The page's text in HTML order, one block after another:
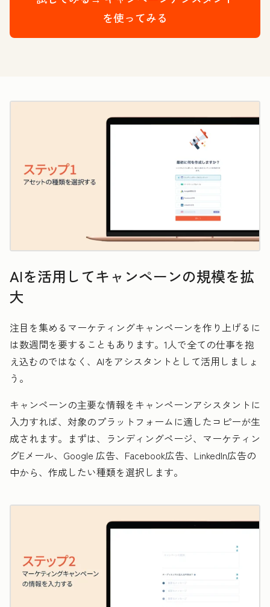
を使ってみる
AIを活用してキャンペーンの規模を拡
大
注目を集めるマーケティングキャンペーンを作り上げるに
は数週間を要することもあります。1人で全ての仕事を抱
え込むのではなく、AIをアシスタントとして活用しましょ
う。
キャンペーンの主要な情報をキャンペーンアシスタントに
入力すれば、対象のプラットフォームに適したコピーが生
成されます。まずは、ランディングページ、マーケティン
グEメール、Google 広告、Facebook広告、LinkedIn広告の
中から、作成したい種類を選択します。